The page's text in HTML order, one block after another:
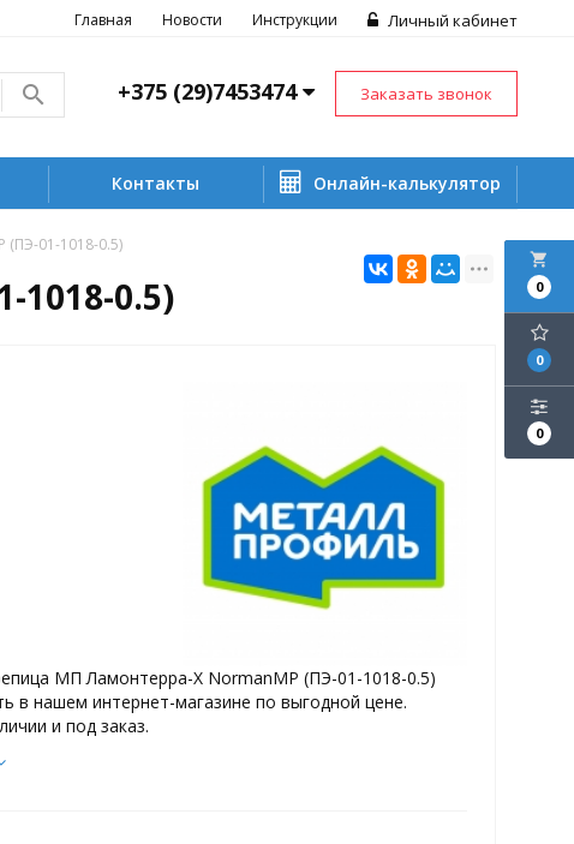
Личный кабинет
Главная Новости Инструкции
+375 (29)7453474 Заказать звонок
Контакты Онлайн-калькулятор
(ПЭ-01-1018-0.5)
0.5)
local_grocery_store
0
0
0
МП Ламонтерра-X NormanMP (ПЭ-01-1018-0.5)
в нашем интернет-магазине по выгодной цене.
и под заказ.